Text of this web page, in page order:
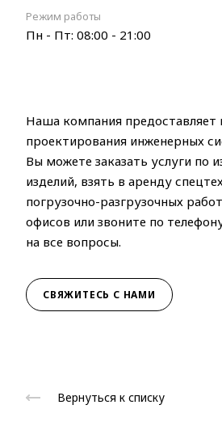
Режим работы
Пн - Пт: 08:00 - 21:00
Наша компания
проектирования инженерных
Вы можете заказать услуги по
изделий, взять в аренду
погрузочно-разгрузочных
офисов или звоните по
на все вопросы.
СВЯЖИТЕСЬ С НАМИ
Вернуться к списку